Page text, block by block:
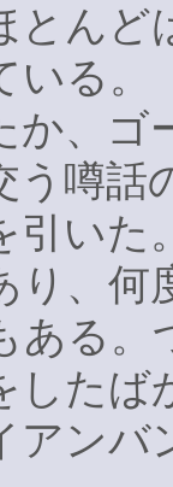
とんど
いる。
か、
噂話
引いた
り、何
ある。
したば
アン